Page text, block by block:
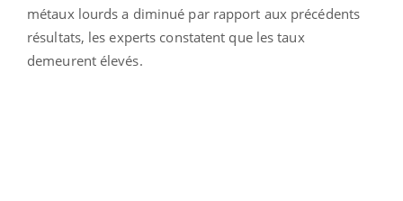
métaux lourds a diminué par rapport aux précédents
résultats, les experts constatent que les taux
demeurent élevés.